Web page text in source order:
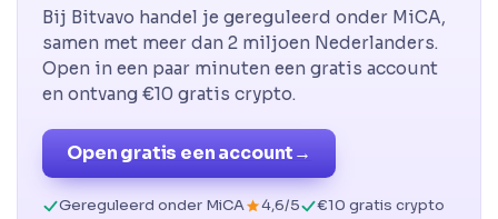
Bij Bitvavo handel je gereguleerd onder MiCA,
samen met meer dan 2 miljoen Nederlanders.
Open in een paar minuten een gratis account
en ontvang €10 gratis crypto.
Open gratis een account→
Gereguleerd onder MiCA 4,6/5 €10 gratis crypto